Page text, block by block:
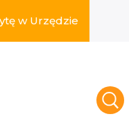
w Urzędzie